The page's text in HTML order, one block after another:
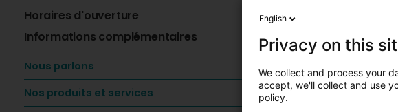
Horaires d'ouverture
Informations complémentaires
Nous parlons
Nos produits et services
Le réseau PackUp
Pour y faire livrer
mentionner votre
Les plus grands
English
Privacy on this
We collect and process your
accept, we'll collect and use
policy.